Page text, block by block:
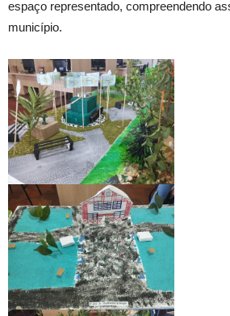
espaço representado, compreendendo
município.